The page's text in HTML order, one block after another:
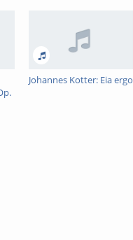
Johannes Kotter: Eia ergo